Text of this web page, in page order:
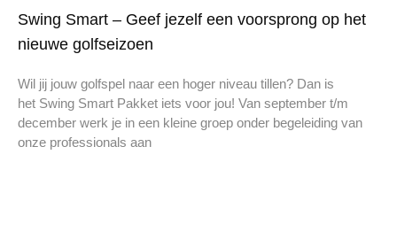
Swing Smart – Geef jezelf een voorsprong op het
nieuwe golfseizoen
Wil jij jouw golfspel naar een hoger niveau tillen? Dan is
het Swing Smart Pakket iets voor jou! Van september t/m
december werk je in een kleine groep onder begeleiding van
onze professionals aan